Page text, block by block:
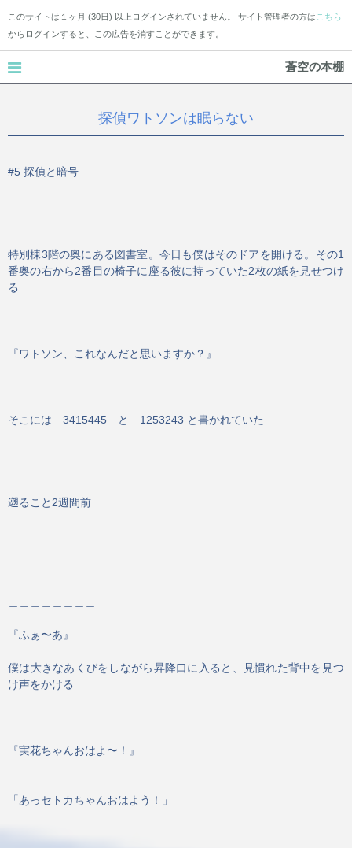
このサイトは１ヶ月 (30日) 以上ログインされていません。 サイト管理者の方は こちら
からログインすると、この広告を消すことができます。
蒼空の本棚
探偵ワトソンは眠らない
#5 探偵と暗号
特別棟3階の奥にある図書室。今日も僕はそのドアを開ける。その1
番奥の右から2番目の椅子に座る彼に持っていた2枚の紙を見せつけ
る
『ワトソン、これなんだと思いますか？』
そこには　3415445　と　1253243 と書かれていた
遡ること2週間前
『ふぁ〜あ』
僕は大きなあくびをしながら昇降口に入ると、見慣れた背中を見つ
け声をかける
『実花ちゃんおはよ〜！』
「あっセトカちゃんおはよう！」